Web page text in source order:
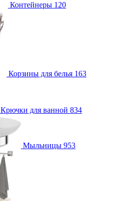
Контейнеры 120
Корзины для белья 163
Крючки для ванной 834
Мыльницы 953